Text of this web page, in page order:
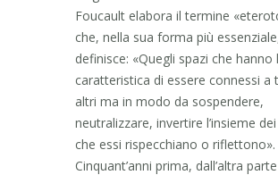
Foucault elabora il termine
che, nella sua forma più
definisce: «Quegli spazi che hanno
caratteristica di essere connessi a
altri ma in modo da sospendere,
neutralizzare, invertire l’insieme
che essi rispecchiano o riflettono».
Cinquant’anni prima, dall’altra